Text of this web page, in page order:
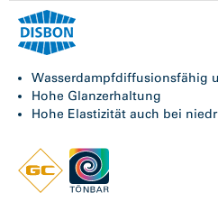
Wasserdampfdiffusionsfähig
Hohe Glanzerhaltung
Hohe Elastizität auch bei